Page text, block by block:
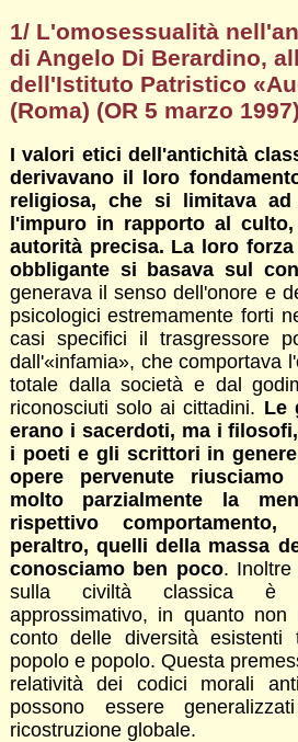
1/ L'omosessualità
di Angelo Di Berardino,
dell'Istituto Patristico
(Roma) (OR 5 marzo 1997)
I valori etici dell'antichità
derivavano il loro
religiosa, che si limitava
l'impuro in rapporto al
autorità precisa. La loro
obbligante si basava sul
generava il senso dell'onore e
psicologici estremamente forti
casi specifici il trasgressore
dall'«infamia», che comportava
totale dalla società e dal
riconosciuti solo ai cittadini. Le
erano i sacerdoti, ma i
i poeti e gli scrittori in
opere pervenute
molto parzialmente la
rispettivo
peraltro, quelli della massa
conosciamo ben poco. Inoltre
sulla civiltà classica è
approssimativo, in quanto non
conto delle diversità
popolo e popolo. Questa
relatività dei codici morali
possono essere
ricostruzione globale.